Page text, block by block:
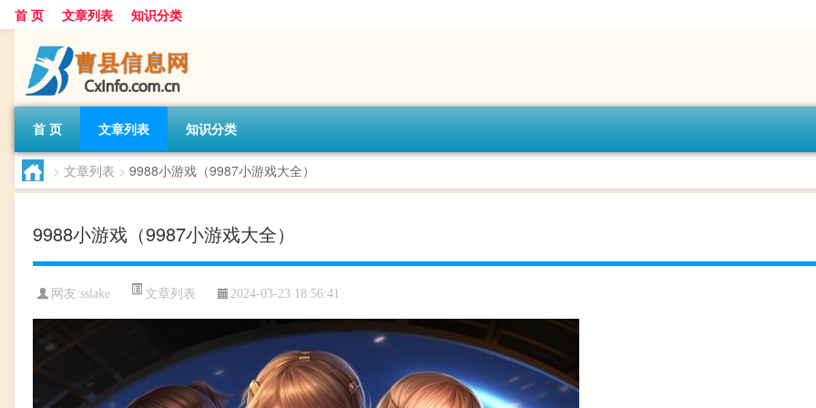
首 页 文章列表 知识分类
首 页 文章列表 知识分类
> 文章列表 > 9988小游戏（9987小游戏大全）
9988小游戏（9987小游戏大全）
网友:sslake 文章列表 2024-03-23 18:56:41